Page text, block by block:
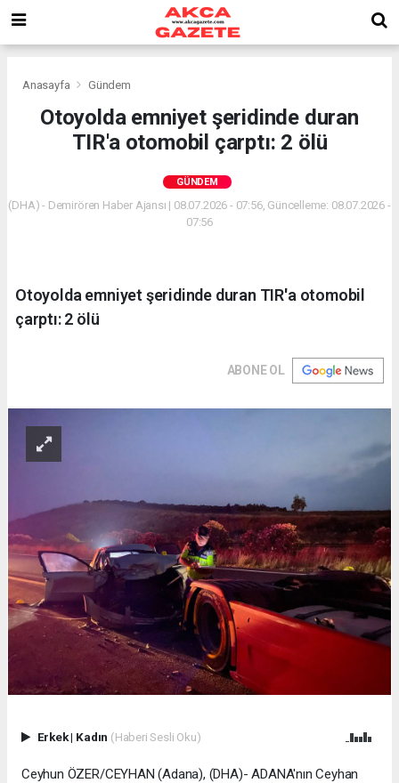
Anasayfa Gündem
Otoyolda emniyet şeridinde duran
TIR'a otomobil çarptı: 2 ölü
GÜNDEM
(DHA) - Demirören Haber Ajansı | 08.07.2026 - 07:56, Güncelleme: 08.07.2026 -
07:56
Otoyolda emniyet şeridinde duran TIR'a otomobil
çarptı: 2 ölü
ABONE OL
Erkek| Kadın (Haberi Sesli Oku)
Ceyhun ÖZER/CEYHAN (Adana), (DHA)- ADANA'nın Ceyhan